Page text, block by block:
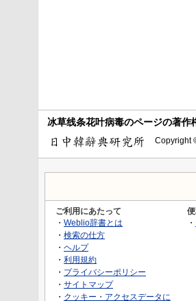
冰草线条花叶病毒のページの著作
Copyright
ご利用にあたって
・ Weblio辞書とは
・ 検索の仕方
・ ヘルプ
・ 利用規約
・ プライバシーポリシー
・ サイトマップ
・ クッキー・アクセスデータに
・